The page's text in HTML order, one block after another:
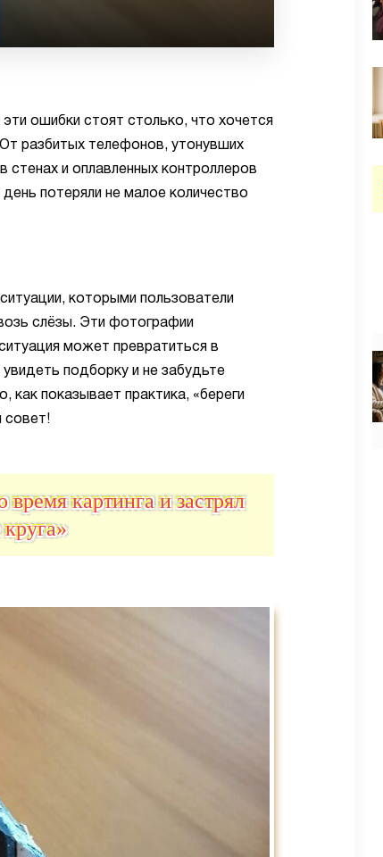
ошибки стоят столько, что хочется
разбитых телефонов, утонувших
стенах и оплавленных контроллеров
потеряли не малое количество
которыми пользователи
слёзы. Эти фотографии
может превратиться в
подборку и не забудьте
показывает практика, «береги
совет!
картинга и застрял